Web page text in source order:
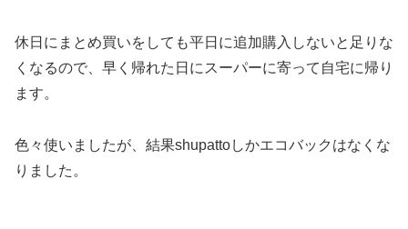
休日にまとめ買いをしても平日に追加購入しないと足りな
くなるので、早く帰れた日にスーパーに寄って自宅に帰り
ます。
色々使いましたが、結果shupattoしかエコバックはなくな
りました。